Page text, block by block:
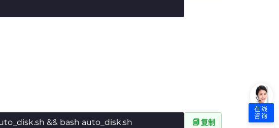
&& bash auto_disk.sh 复制
在线
咨询